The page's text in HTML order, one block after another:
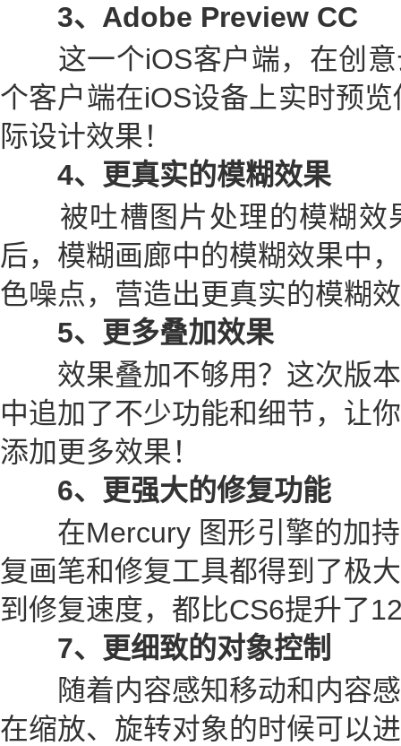
3、Adobe Preview CC
这一个iOS客户端，在创意
个客户端在iOS设备上实时预
际设计效果！
4、更真实的模糊效果
被吐槽图片处理的模糊效
后，模糊画廊中的模糊效果中
色噪点，营造出更真实的模糊
5、更多叠加效果
效果叠加不够用？这次版本
中追加了不少功能和细节，让
添加更多效果！
6、更强大的修复功能
在Mercury 图形引擎的加持
复画笔和修复工具都得到了极
到修复速度，都比CS6提升了
7、更细致的对象控制
随着内容感知移动和内容感
在缩放、旋转对象的时候可以